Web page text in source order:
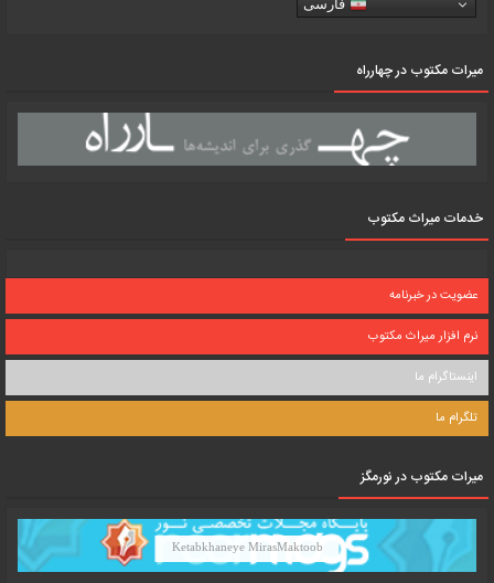
فارسی
میرات مکتوب در چهارراه
خدمات میراث مکتوب
عضویت در خبرنامه
نرم افزار میراث مکتوب
اینستاگرام ما
تلگرام ما
میرات مکتوب در نورمگز
Ketabkhaneye MirasMaktoob